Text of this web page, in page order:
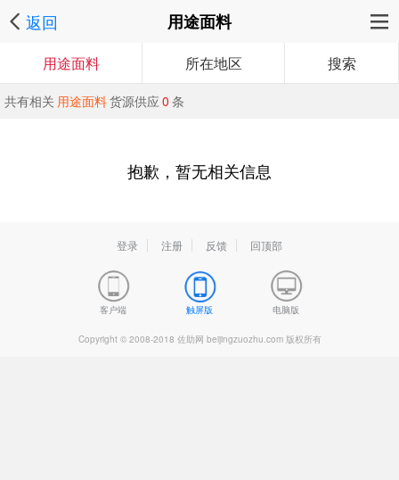
返回 用途面料
用途面料 所在地区 搜索
共有相关 用途面料货源供应 0 条
抱歉，暂无相关信息
登录 注册 反馈 回顶部
客户端 触屏版 电脑版
Copyright © 2008-2018 佐助网 beijingzuozhu.com 版权所有